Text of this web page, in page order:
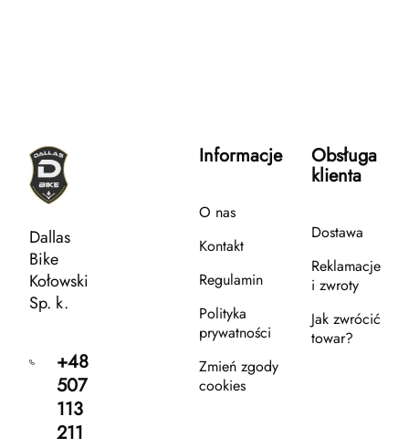
Dallas
Bike
Kołowski
Sp. k.
+48
507
113
211
Informacje
O nas
Kontakt
Regulamin
Polityka
prywatności
Zmień zgody
cookies
Obsługa
klienta
Dostawa
Reklamacje
i zwroty
Jak zwrócić
towar?